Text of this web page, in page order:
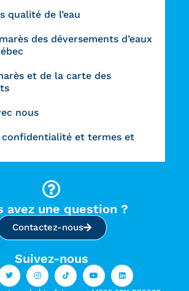
qualité de l’eau
des déversements d’eaux
et de la carte des
nous
confidentialité et termes et
avez une question ?
Contactez-nous
Suivez-nous